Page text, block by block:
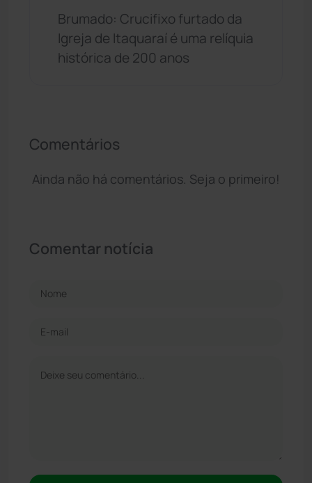
Brumado: Crucifixo furtado da
Igreja de Itaquaraí é uma relíquia
histórica de 200 anos
Comentários
Ainda não há comentários. Seja o primeiro!
Comentar notícia